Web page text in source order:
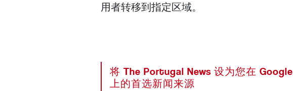
用者转移到指定区域。
将 The Portugal News 设为您在 Google
上的首选新闻来源